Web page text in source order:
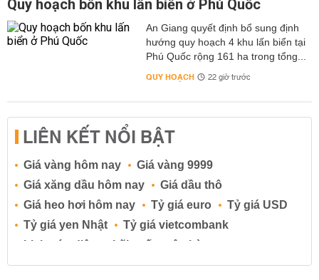
Quy hoạch bốn khu lấn biển ở Phú Quốc
An Giang quyết định bổ sung định
hướng quy hoạch 4 khu lấn biển tại
Phú Quốc rộng 161 ha trong tổng...
QUY HOẠCH 22 giờ trước
LIÊN KẾT NỔI BẬT
Giá vàng hôm nay
Giá vàng 9999
Giá xăng dầu hôm nay
Giá dầu thô
Giá heo hơi hôm nay
Tỷ giá euro
Tỷ giá USD
Tỷ giá yen Nhật
Tỷ giá vietcombank
Lịch cúp điện
Lãi suất ngân hàng
Lãi suất tiết kiệm
Lãi suất tiền gửi